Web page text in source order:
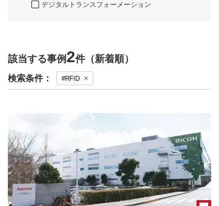
デジタルトランスフォーメーション
該当する事例2件（新着順）
検索条件： #RFID